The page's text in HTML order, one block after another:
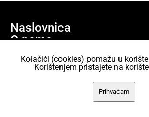
Naslovnica
O nama
Učlani se
Projekti
AKC Attack Sav sadržaj dan je na korištenje pod
Kolačići (cookies) pomažu u
Korištenjem pristajete na
Prihvaćam